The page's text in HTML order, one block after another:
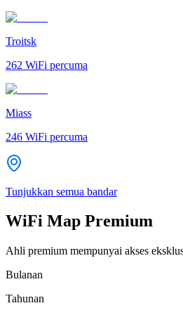
Troitsk
262 WiFi percuma
Miass
246 WiFi percuma
Tunjukkan semua bandar
WiFi Map Premium
Ahli premium mempunyai akses
Bulanan
Tahunan